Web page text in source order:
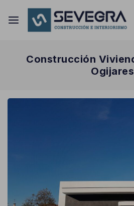
Construcción
Ogijares